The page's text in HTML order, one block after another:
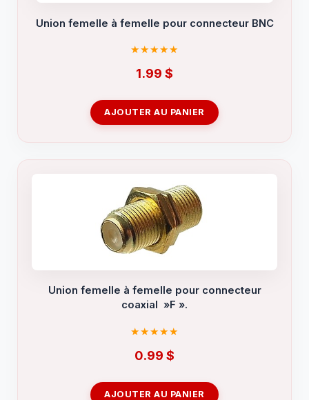
Union femelle à femelle pour connecteur BNC
1.99 $
AJOUTER AU PANIER
Union femelle à femelle pour connecteur
coaxial »F ».
0.99 $
AJOUTER AU PANIER